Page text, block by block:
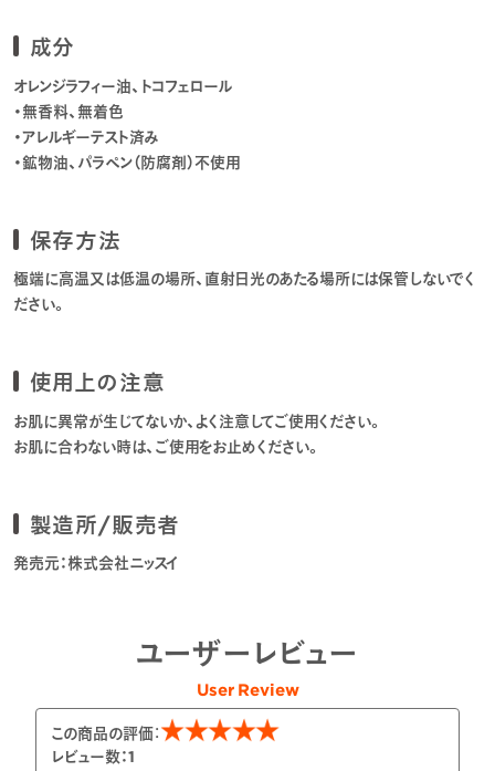
成分
オレンジラフィー油、トコフェロール
・無香料、無着色
・アレルギーテスト済み
・鉱物油、パラペン（防腐剤）不使用
保存方法
極端に高温又は低温の場所、直射日光のあたる場所には保管しないでく
ださい。
使用上の注意
お肌に異常が生じてないか、よく注意してご使用ください。
お肌に合わない時は、ご使用をお止めください。
製造所/販売者
発売元：株式会社ニッスイ
ユーザーレビュー
User Review
この商品の評価：
レビュー数：1